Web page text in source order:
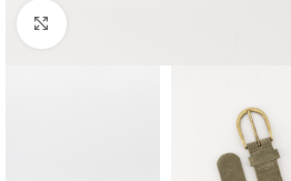
Click to enlarge